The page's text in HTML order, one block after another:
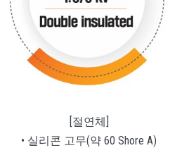
[절연체]
• 실리콘 고무(약 60 Shore A)